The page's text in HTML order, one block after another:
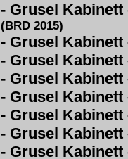
- Grusel Kabinett
(BRD 2015)
- Grusel
- Grusel
- Grusel
- Grusel
- Grusel
- Grusel
- Grusel